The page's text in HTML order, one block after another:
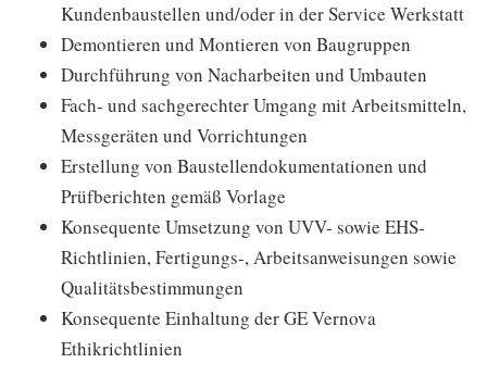
Kundenbaustellen und/oder in der Service Werkstatt
Demontieren und Montieren von Baugruppen
Durchführung von Nacharbeiten und Umbauten
Fach- und sachgerechter Umgang mit Arbeitsmitteln,
Messgeräten und Vorrichtungen
Erstellung von Baustellendokumentationen und
Prüfberichten gemäß Vorlage
Konsequente Umsetzung von UVV- sowie EHS-
Richtlinien, Fertigungs-, Arbeitsanweisungen sowie
Qualitätsbestimmungen
Konsequente Einhaltung der GE Vernova
Ethikrichtlinien